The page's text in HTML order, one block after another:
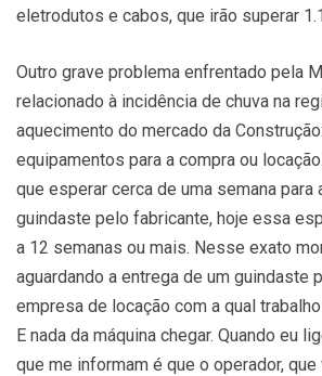
eletrodutos e cabos, que irão superar
Outro grave problema enfrentado pela
relacionado à incidência de chuva na
aquecimento do mercado da
equipamentos para a compra ou
que esperar cerca de uma semana para
guindaste pelo fabricante, hoje essa
a 12 semanas ou mais. Nesse exato
aguardando a entrega de um guindaste
empresa de locação com a qual
E nada da máquina chegar. Quando eu
que me informam é que o operador,